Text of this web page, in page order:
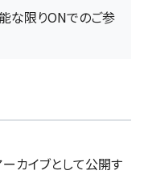
な限りONでのご参
カイブとして公開す